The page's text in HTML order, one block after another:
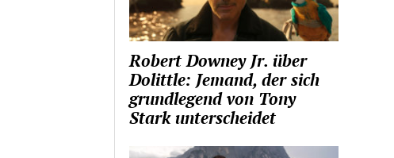
Robert Downey Jr. über
Dolittle: Jemand, der sich
grundlegend von Tony
Stark unterscheidet